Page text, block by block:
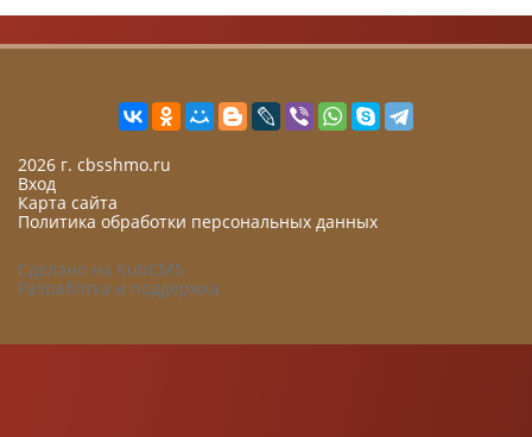
2026 г. cbsshmo.ru
Вход
Карта сайта
Политика обработки персональных данных
Сделано на KubCMS
Разработка и поддержка